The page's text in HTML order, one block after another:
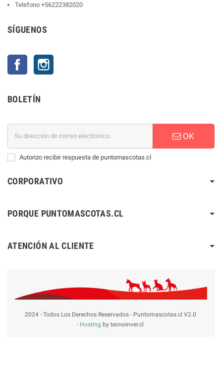
Telefono +56222382020
SÍGUENOS
Facebook
BOLETÍN
OK
Autorizo recibir respuesta de puntomascotas.cl
CORPORATIVO
PORQUE PUNTOMASCOTAS.CL
ATENCIÓN AL CLIENTE
2024 - Todos Los Derechos Reservados - Puntomascotas.cl V2.0
- Hosting by tecnoinver.cl